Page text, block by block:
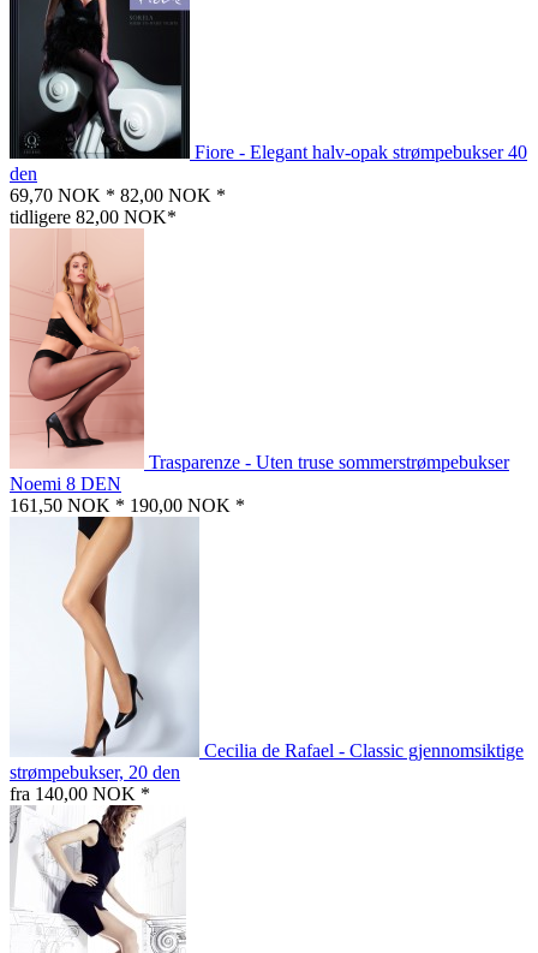
Fiore - Elegant halv-opak strømpebukser 40
den
69,70 NOK * 82,00 NOK *
tidligere 82,00 NOK*
Trasparenze - Uten truse sommerstrømpebukser
Noemi 8 DEN
161,50 NOK * 190,00 NOK *
Cecilia de Rafael - Classic gjennomsiktige
strømpebukser, 20 den
fra 140,00 NOK *